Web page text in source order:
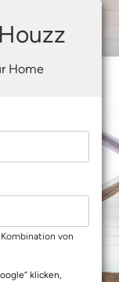
Home
von
klicken,